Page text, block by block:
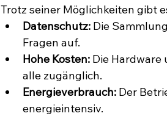
Trotz seiner Möglichkeiten gibt
Datenschutz: Die
Fragen auf.
Hohe Kosten: Die
alle zugänglich.
Energieverbrauch: Der
energieintensiv.